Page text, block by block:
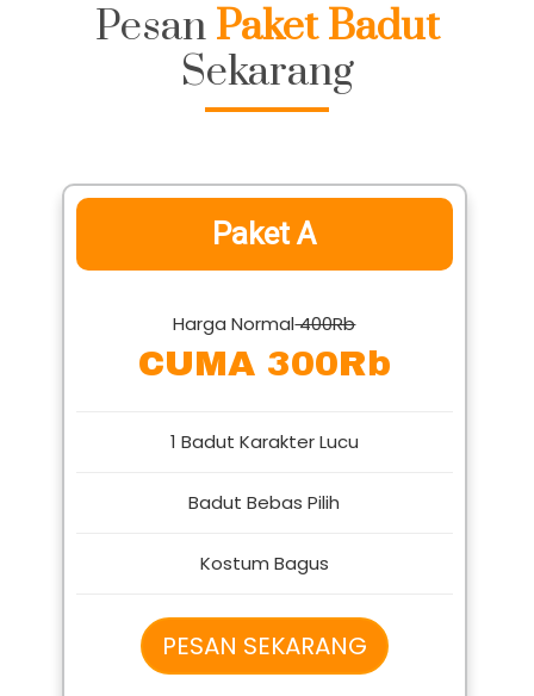
Pesan Paket Badut
Sekarang
Paket A
Harga Normal400Rb
CUMA 300Rb
1 Badut Karakter Lucu
Badut Bebas Pilih
Kostum Bagus
PESAN SEKARANG